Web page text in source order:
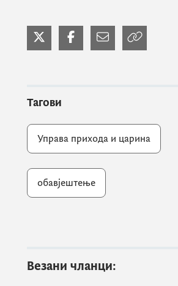
пријавите на Портал.
отворите нову сесију ( Филе
сессион).
У случају да немате
Тагови
Управа прихода и царина
обавјештење
Везани чланци: